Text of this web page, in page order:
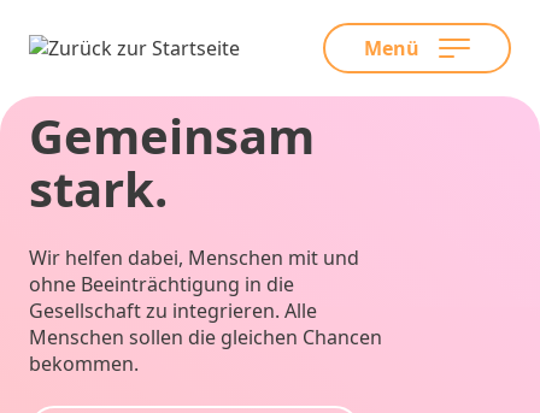
Skip
to
content
Menü
Gemeinsam
stark.
Wir helfen dabei, Menschen mit und
ohne Beeinträchtigung in die
Gesellschaft zu integrieren. Alle
Menschen sollen die gleichen Chancen
bekommen.